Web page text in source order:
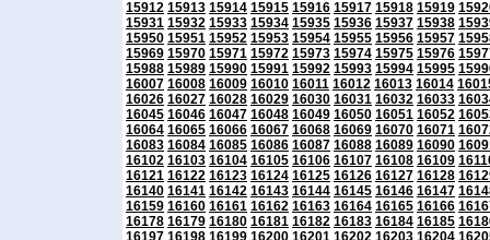
15912 15913 15914 15915 15916 15917 15918 15919
15931 15932 15933 15934 15935 15936 15937 15938
15950 15951 15952 15953 15954 15955 15956 15957
15969 15970 15971 15972 15973 15974 15975 15976
15988 15989 15990 15991 15992 15993 15994 15995
16007 16008 16009 16010 16011 16012 16013 16014
16026 16027 16028 16029 16030 16031 16032 16033
16045 16046 16047 16048 16049 16050 16051 16052
16064 16065 16066 16067 16068 16069 16070 16071
16083 16084 16085 16086 16087 16088 16089 16090
16102 16103 16104 16105 16106 16107 16108 16109
16121 16122 16123 16124 16125 16126 16127 16128
16140 16141 16142 16143 16144 16145 16146 16147
16159 16160 16161 16162 16163 16164 16165 16166
16178 16179 16180 16181 16182 16183 16184 16185
16197 16198 16199 16200 16201 16202 16203 16204